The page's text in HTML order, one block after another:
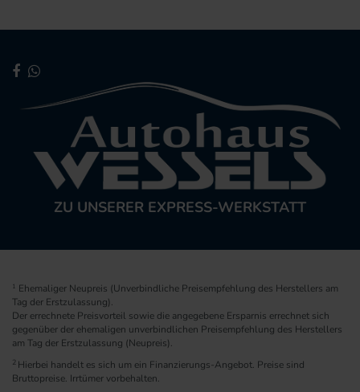
ZU UNSERER EXPRESS-WERKSTATT
1 Ehemaliger Neupreis (Unverbindliche Preisempfehlung des Herstellers am
Tag der Erstzulassung).
Der errechnete Preisvorteil sowie die angegebene Ersparnis errechnet sich
gegenüber der ehemaligen unverbindlichen Preisempfehlung des Herstellers
am Tag der Erstzulassung (Neupreis).
2 Hierbei handelt es sich um ein Finanzierungs-Angebot. Preise sind
Bruttopreise. Irrtümer vorbehalten.